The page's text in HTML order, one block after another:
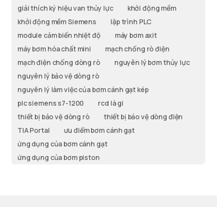
giải thích ký hiệu van thủy lực
khởi động mềm
khởi động mềm Siemens
lập trình PLC
module cảm biến nhiệt độ
máy bơm axit
máy bơm hóa chất mini
mạch chống rò điện
mạch điện chống dòng rò
nguyên lý bơm thủy lực
nguyên lý bảo vệ dòng rò
nguyên lý làm việc của bơm cánh gạt kép
plc siemens s7-1200
rcd là gi
thiết bị bảo vệ dòng rò
thiết bị bảo vệ dòng điện
TIA Portal
ưu điểm bơm cánh gạt
ứng dụng của bơm cánh gạt
ứng dụng của bơm piston